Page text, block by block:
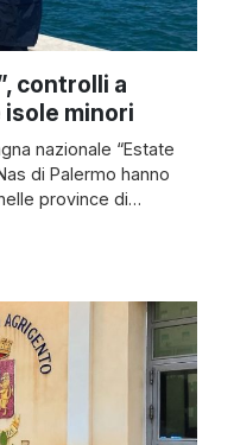
controlli a
minori
nazionale “Estate
di Palermo hanno
province di
isole di Lampedusa
alimenti e contrastare
[…]